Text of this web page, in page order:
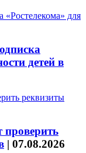
детей в
проверить
| 07.08.2026